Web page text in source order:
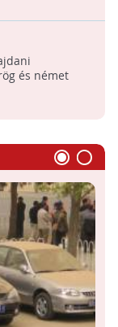
és német